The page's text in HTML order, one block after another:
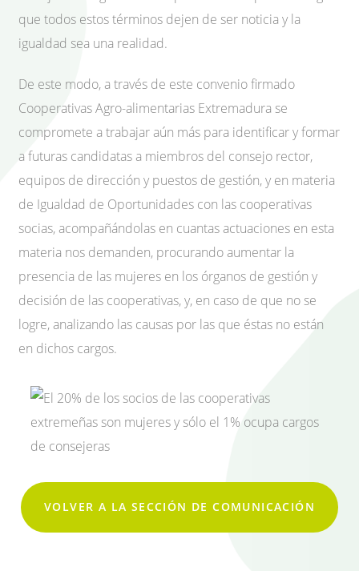
que todos estos términos dejen de ser noticia y la
igualdad sea una realidad.
De este modo, a través de este convenio firmado
Cooperativas Agro-alimentarias Extremadura se
compromete a trabajar aún más para identificar y formar
a futuras candidatas a miembros del consejo rector,
equipos de dirección y puestos de gestión, y en materia
de Igualdad de Oportunidades con las cooperativas
socias, acompañándolas en cuantas actuaciones en esta
materia nos demanden, procurando aumentar la
presencia de las mujeres en los órganos de gestión y
decisión de las cooperativas, y, en caso de que no se
logre, analizando las causas por las que éstas no están
en dichos cargos.
VOLVER A LA SECCIÓN DE COMUNICACIÓN